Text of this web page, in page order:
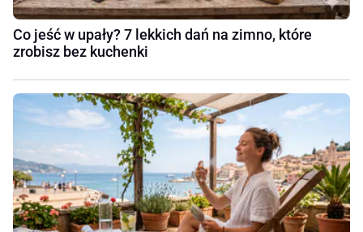
Co jeść w upały? 7 lekkich dań na zimno, które
zrobisz bez kuchenki